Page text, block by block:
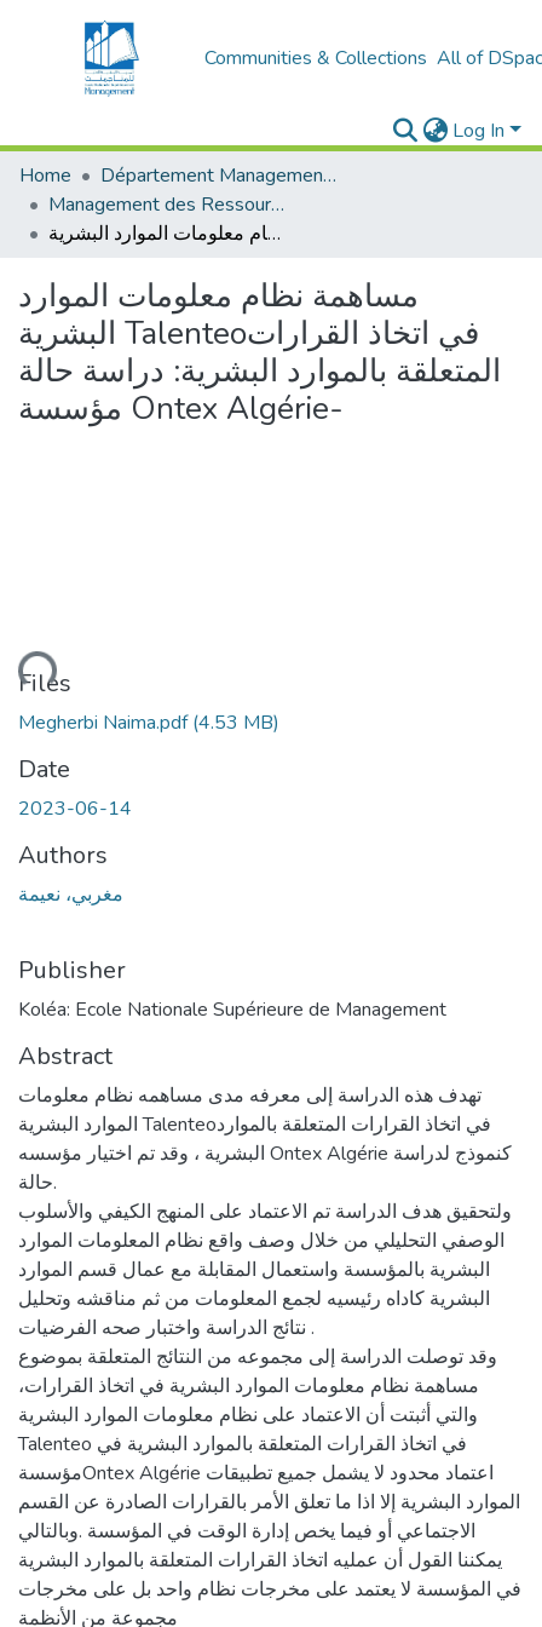
Communities & Collections All of
Log In
Home
Département Management et Entrepreneuriat
Management des Ressources Humaines (MRH)
مساهمة نظام معلومات الموارد البشرية Talenteoفي اتخاذ القرارات المتعلقة بالموارد البشرية: دراسة حالة مؤسسة Ontex Algérie-
مساهمة نظام معلومات الموارد
البشرية Talenteoفي اتخاذ القرارات
المتعلقة بالموارد البشرية: دراسة حالة
مؤسسة Ontex Algérie-
Files
Megherbi Naima.pdf(4.53 MB)
Date
2023-06-14
Authors
مغربي، نعيمة
Publisher
Koléa: Ecole Nationale Supérieure de Management
Abstract
تهدف هذه الدراسة إلى معرفه مدى مساهمه نظام معلومات
الموارد البشرية Talenteoفي اتخاذ القرارات المتعلقة بالموارد
البشرية ، وقد تم اختيار مؤسسه Ontex Algérie كنموذج لدراسة
حالة.
ولتحقيق هدف الدراسة تم الاعتماد على المنهج الكيفي والأسلوب
الوصفي التحليلي من خلال وصف واقع نظام المعلومات الموارد
البشرية بالمؤسسة واستعمال المقابلة مع عمال قسم الموارد
البشرية كاداه رئيسيه لجمع المعلومات من ثم مناقشه وتحليل
نتائج الدراسة واختبار صحه الفرضيات .
وقد توصلت الدراسة إلى مجموعه من النتائج المتعلقة بموضوع
مساهمة نظام معلومات الموارد البشرية في اتخاذ القرارات،
والتي أثبتت أن الاعتماد على نظام معلومات الموارد البشرية
Talenteo في اتخاذ القرارات المتعلقة بالموارد البشرية في
مؤسسةOntex Algérie اعتماد محدود لا يشمل جميع تطبيقات
الموارد البشرية إلا اذا ما تعلق الأمر بالقرارات الصادرة عن القسم
الاجتماعي أو فيما يخص إدارة الوقت في المؤسسة .وبالتالي
يمكننا القول أن عمليه اتخاذ القرارات المتعلقة بالموارد البشرية
في المؤسسة لا يعتمد على مخرجات نظام واحد بل على مخرجات
مجموعة من الأنظمة